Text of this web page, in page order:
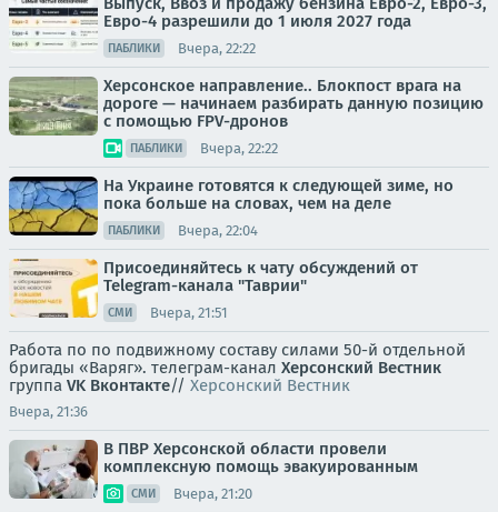
Евро-4 разрешили до 1 июля 2027 года
ПАБЛИКИ Вчера, 22:22
Херсонское направление.. Блокпост врага на
дороге — начинаем разбирать данную позицию
с помощью FPV-дронов
ПАБЛИКИ Вчера, 22:22
На Украине готовятся к следующей зиме, но
пока больше на словах, чем на деле
ПАБЛИКИ Вчера, 22:04
Присоединяйтесь к чату обсуждений от
Telegram-канала "Таврии"
СМИ Вчера, 21:51
Работа по по подвижному составу силами 50-й отдельной
бригады «Варяг». телеграм-канал Херсонский Вестник
группа VK Вконтакте// Херсонский Вестник
Вчера, 21:36
В ПВР Херсонской области провели
комплексную помощь эвакуированным
СМИ Вчера, 21:20